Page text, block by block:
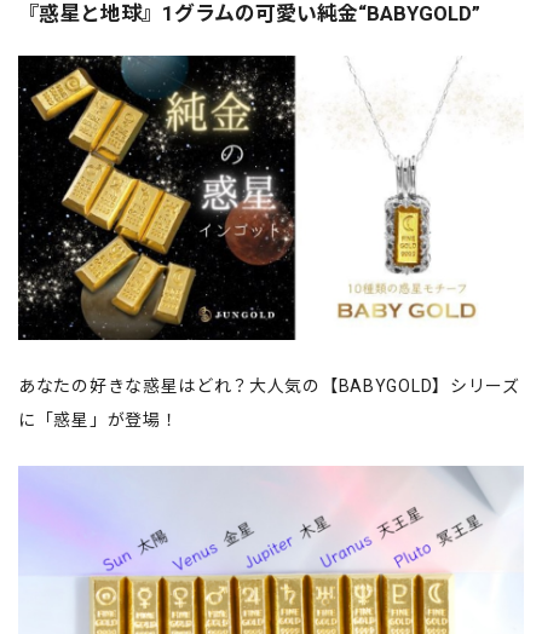
『惑星と地球』1グラムの可愛い純金“BABYGOLD”
あなたの好きな惑星はどれ？大人気の【BABYGOLD】シリーズ
に「惑星」が登場！